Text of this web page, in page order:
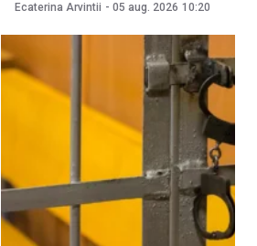
Ecaterina Arvintii - 05 aug. 2026 10:20